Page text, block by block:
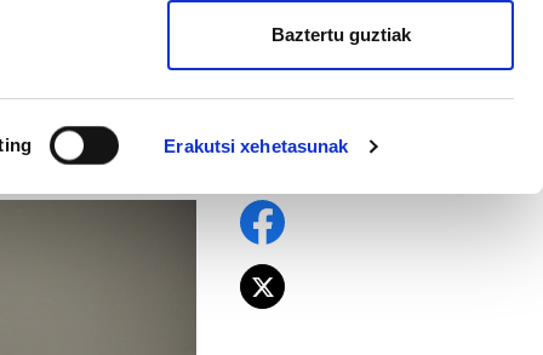
Erakutsi xehetasunak
Baztertu guztiak